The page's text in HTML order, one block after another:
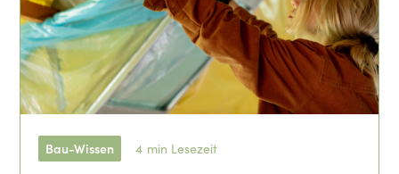
Bau-Wissen 4 min Lesezeit